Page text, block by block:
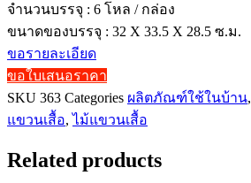
จำนวนบรรจุ : 6 โหล / กล่อง
ขนาดของบรรจุ : 32 X 33.5 X 28.5 ซ.ม.
ขอรายละเอียด
ขอใบเสนอราคา
SKU 363 Categories ผลิตภัณฑ์ใช้ในบ้าน,
แขวนเสื้อ,ไม้แขวนเสื้อ
Related products